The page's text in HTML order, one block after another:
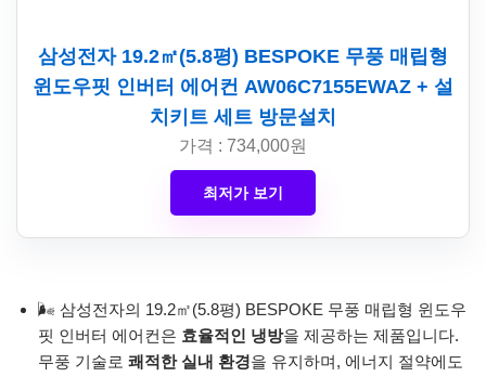
삼성전자 19.2㎡(5.8평) BESPOKE 무풍 매립형
윈도우핏 인버터 에어컨 AW06C7155EWAZ + 설
치키트 세트 방문설치
가격 : 734,000원
최저가 보기
🌬️ 삼성전자의 19.2㎡(5.8평) BESPOKE 무풍 매립형 윈도우
핏 인버터 에어컨은 효율적인 냉방을 제공하는 제품입니다.
무풍 기술로 쾌적한 실내 환경을 유지하며, 에너지 절약에도